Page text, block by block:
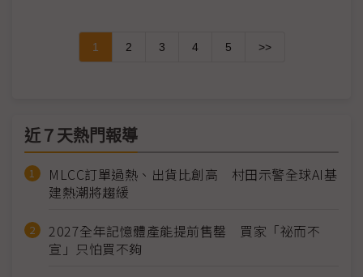
1 2 3 4 5 >>
近７天熱門報導
MLCC訂單過熱、出貨比創高 村田示警全球AI基
建熱潮將趨緩
2027全年記憶體產能提前售罄 買家「祕而不
宣」只怕買不夠